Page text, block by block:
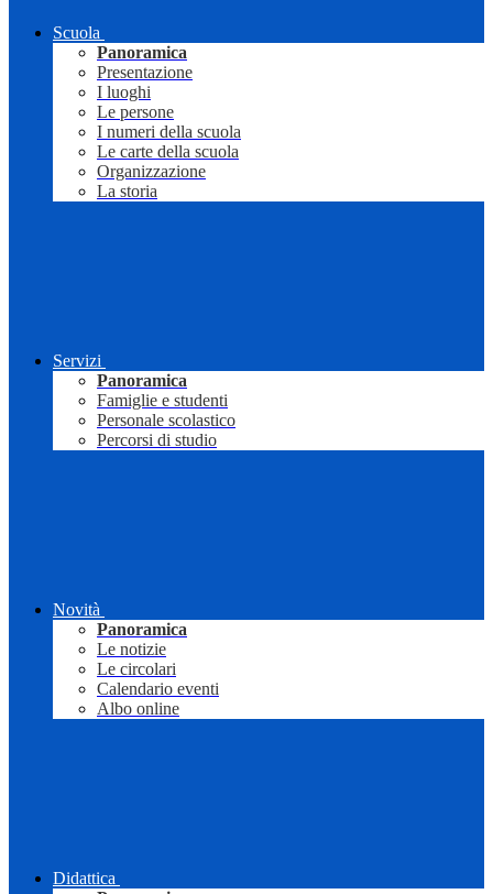
Scuola
Panoramica
Presentazione
I luoghi
Le persone
I numeri della scuola
Le carte della scuola
Organizzazione
La storia
Servizi
Panoramica
Famiglie e studenti
Personale scolastico
Percorsi di studio
Novità
Panoramica
Le notizie
Le circolari
Calendario eventi
Albo online
Didattica